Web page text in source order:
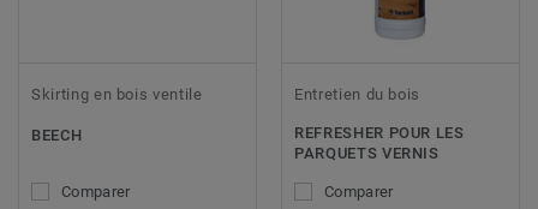
Skirting en bois ventile
BEECH
Comparer
Entretien du bois
REFRESHER POUR LES
PARQUETS VERNIS
Comparer